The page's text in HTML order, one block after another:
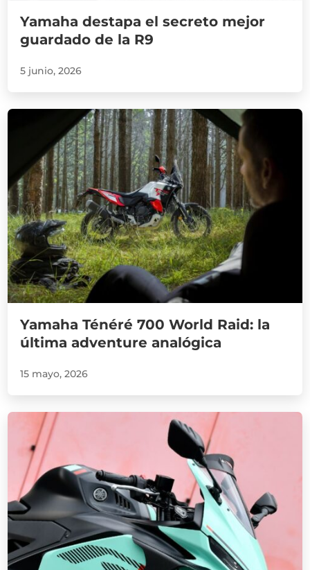
Yamaha destapa el secreto mejor
guardado de la R9
5 junio, 2026
Yamaha Ténéré 700 World Raid: la
última adventure analógica
15 mayo, 2026